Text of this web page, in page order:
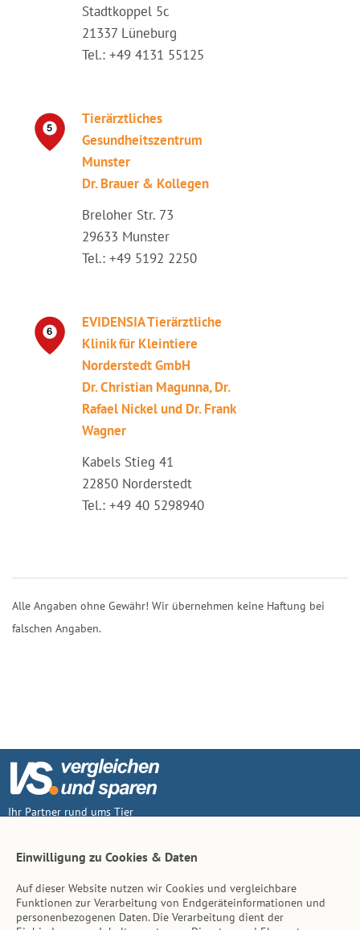
Stadtkoppel 5c
21337 Lüneburg
Tel.: +49 4131 55125
Tierärztliches
Gesundheitszentrum
Munster
Dr. Brauer & Kollegen
Breloher Str. 73
29633 Munster
Tel.: +49 5192 2250
EVIDENSIA Tierärztliche
Klinik für Kleintiere
Norderstedt GmbH
Dr. Christian Magunna, Dr.
Rafael Nickel und Dr. Frank
Wagner
Kabels Stieg 41
22850 Norderstedt
Tel.: +49 40 5298940
Alle Angaben ohne Gewähr! Wir übernehmen keine Haftung bei
falschen Angaben.
Ihr Partner rund ums Tier
Inhalt
Einwilligung zu Cookies & Daten
Auf dieser Website nutzen wir Cookies und vergleichbare
Funktionen zur Verarbeitung von Endgeräteinformationen und
personenbezogenen Daten. Die Verarbeitung dient der